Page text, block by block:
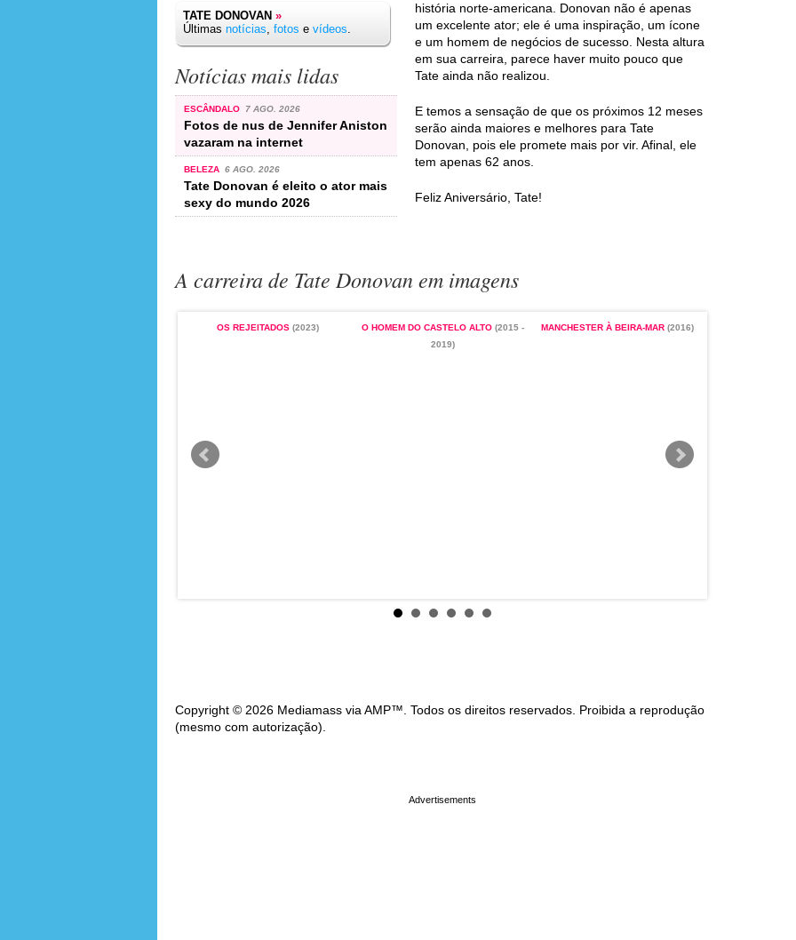
TATE DONOVAN »
Últimas notícias, fotos e vídeos.
Notícias mais lidas
ESCÂNDALO 7 AGO. 2026
Fotos de nus de Jennifer Aniston
vazaram na internet
BELEZA 6 AGO. 2026
Tate Donovan é eleito o ator mais
sexy do mundo 2026
história norte-americana. Donovan não é apenas
um excelente ator; ele é uma inspiração, um ícone
e um homem de negócios de sucesso. Nesta altura
em sua carreira, parece haver muito pouco que
Tate ainda não realizou.
E temos a sensação de que os próximos 12 meses
serão ainda maiores e melhores para Tate
Donovan, pois ele promete mais por vir. Afinal, ele
tem apenas 62 anos.
Feliz Aniversário, Tate!
A carreira de Tate Donovan em imagens
OS REJEITADOS(2023) O HOMEM DO CASTELO ALTO(2015 -
2019)
MANCHESTER À BEIRA-MAR (2016)
Copyright © 2026 Mediamass via AMP™. Todos os direitos reservados. Proibida a reprodução
(mesmo com autorização).